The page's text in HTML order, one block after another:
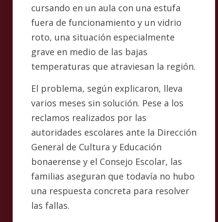
cursando en un aula con una estufa
fuera de funcionamiento y un vidrio
roto, una situación especialmente
grave en medio de las bajas
temperaturas que atraviesan la región.
El problema, según explicaron, lleva
varios meses sin solución. Pese a los
reclamos realizados por las
autoridades escolares ante la Dirección
General de Cultura y Educación
bonaerense y el Consejo Escolar, las
familias aseguran que todavía no hubo
una respuesta concreta para resolver
las fallas.